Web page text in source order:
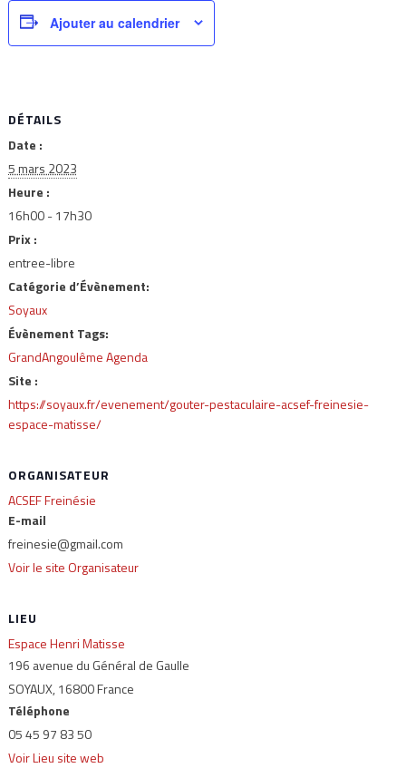
Ajouter au calendrier
DÉTAILS
Date :
5 mars 2023
Heure :
16h00 - 17h30
Prix :
entree-libre
Catégorie d’Évènement:
Soyaux
Évènement Tags:
GrandAngoulême Agenda
Site :
https://soyaux.fr/evenement/gouter-pestaculaire-acsef-freinesie-
espace-matisse/
LIEU
Espace Henri Matisse
196 avenue du Général de Gaulle
SOYAUX,16800France
Téléphone
05 45 97 83 50
Voir Lieu site web
ORGANISATEUR
ACSEF Freinésie
E-mail
freinesie@gmail.com
Voir le site Organisateur